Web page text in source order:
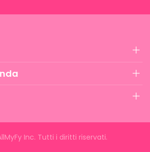
Inc. Tutti i diritti riservati.